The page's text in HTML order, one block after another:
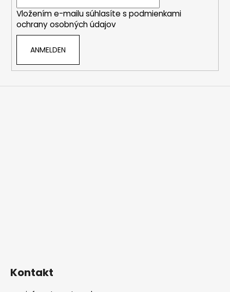
Vložením e-mailu súhlasíte s podmienkami
ochrany osobných údajov
ANMELDEN
Kontakt